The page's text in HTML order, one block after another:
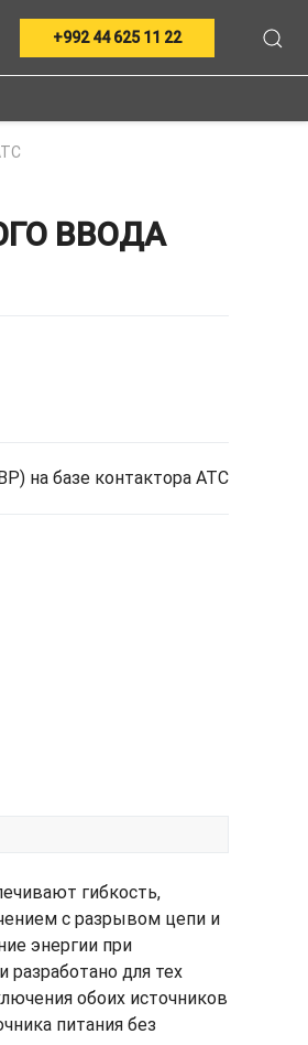
+992 44 625 11 22
ВВОДА
на базе контактора ATC
гибкость,
с разрывом цепи и
энергии при
для тех
обоих источников
питания без